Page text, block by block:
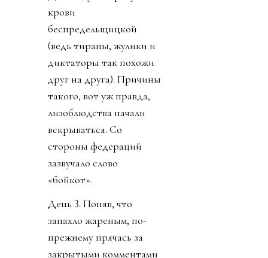
крови
беспредельщицкой
(ведь тираны, жулики и
диктаторы так похожи
друг на друга). Причины
такого, вот уж правда,
лизоблюдства начали
вскрываться. Со
стороны федераций
зазвучало слово
«бойкот».
День 3. Поняв, что
запахло жареным, по-
прежнему прячась за
закрытыми комментами